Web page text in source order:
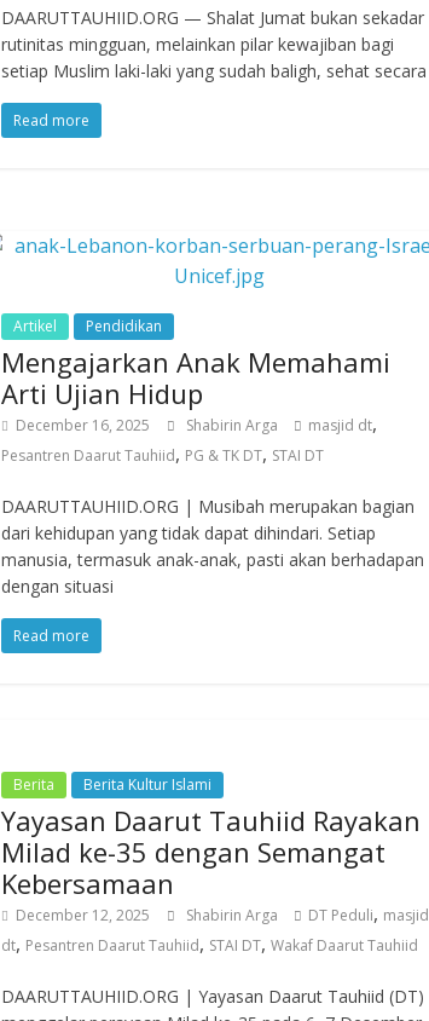
DAARUTTAUHIID.ORG — Shalat Jumat bukan sekadar
rutinitas mingguan, melainkan pilar kewajiban bagi
setiap Muslim laki-laki yang sudah baligh, sehat secara
Read more
Artikel Pendidikan
Mengajarkan Anak Memahami
Arti Ujian Hidup
December 16, 2025 Shabirin Arga masjid dt,
Pesantren Daarut Tauhiid, PG & TK DT, STAI DT
DAARUTTAUHIID.ORG | Musibah merupakan bagian
dari kehidupan yang tidak dapat dihindari. Setiap
manusia, termasuk anak-anak, pasti akan berhadapan
dengan situasi
Read more
Berita Berita Kultur Islami
Yayasan Daarut Tauhiid Rayakan
Milad ke-35 dengan Semangat
Kebersamaan
December 12, 2025 Shabirin Arga DT Peduli, masjid
dt, Pesantren Daarut Tauhiid, STAI DT,Wakaf Daarut Tauhiid
DAARUTTAUHIID.ORG | Yayasan Daarut Tauhiid (DT)